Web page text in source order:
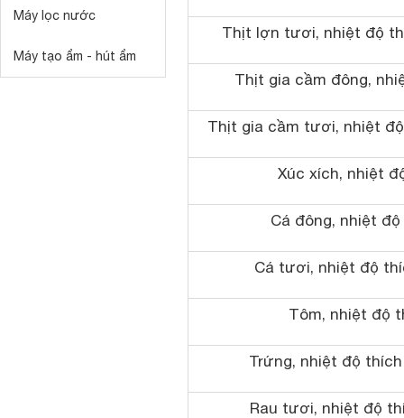
Máy lọc nước
Máy tạo ẩm - hút ẩm
Thịt lợn tươi, nhiệt độ
Thịt gia cầm đông,
Thịt gia cầm tươi, nhiệt
Xúc xích, nhiệt
Cá đông, nhiệt
Cá tươi, nhiệt độ
Tôm, nhiệt độ
Trứng, nhiệt độ
Rau tươi, nhiệt độ